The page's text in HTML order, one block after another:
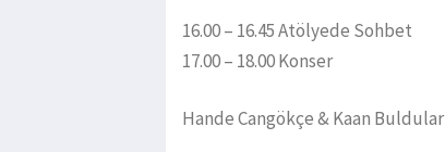
16.00 – 16.45 Atölyede Sohbet
17.00 – 18.00 Konser
Hande Cangökçe & Kaan Buldular